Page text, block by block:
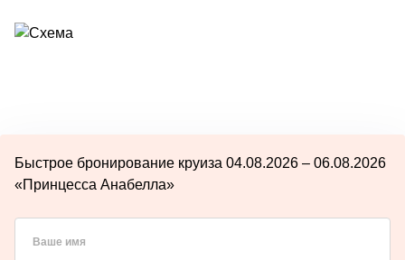
Быстрое бронирование круиза 04.08.2026 – 06.08.2026
«Принцесса Анабелла»
Ваше имя